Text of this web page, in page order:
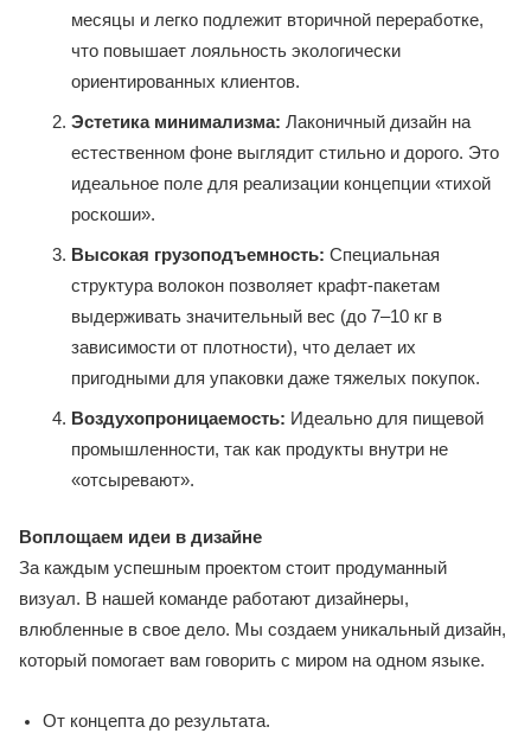
месяцы и легко подлежит вторичной переработке,
что повышает лояльность экологически
ориентированных клиентов.
Эстетика минимализма: Лаконичный дизайн на
естественном фоне выглядит стильно и дорого. Это
идеальное поле для реализации концепции «тихой
роскоши».
Высокая грузоподъемность: Специальная
структура волокон позволяет крафт-пакетам
выдерживать значительный вес (до 7–10 кг в
зависимости от плотности), что делает их
пригодными для упаковки даже тяжелых покупок.
Воздухопроницаемость: Идеально для пищевой
промышленности, так как продукты внутри не
«отсыревают».
Воплощаем идеи в дизайне
За каждым успешным проектом стоит продуманный
визуал. В нашей команде работают дизайнеры,
влюбленные в свое дело. Мы создаем уникальный дизайн,
который помогает вам говорить с миром на одном языке.
От концепта до результата.